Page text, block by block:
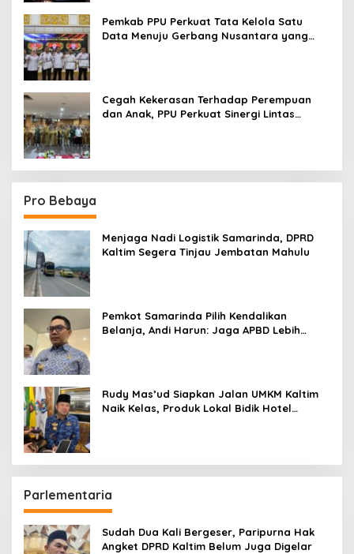
Pemkab PPU Perkuat Tata Kelola Satu
Data Menuju Gerbang Nusantara yang
Cegah Kekerasan Terhadap Perempuan
dan Anak, PPU Perkuat Sinergi Lintas
Pro Bebaya
Menjaga Nadi Logistik Samarinda, DPRD
Kaltim Segera Tinjau Jembatan Mahulu
Pemkot Samarinda Pilih Kendalikan
Belanja, Andi Harun: Jaga APBD Lebih
Rudy Mas’ud Siapkan Jalan UMKM Kaltim
Naik Kelas, Produk Lokal Bidik Hotel
Parlementaria
Sudah Dua Kali Bergeser, Paripurna Hak
Angket DPRD Kaltim Belum Juga Digelar